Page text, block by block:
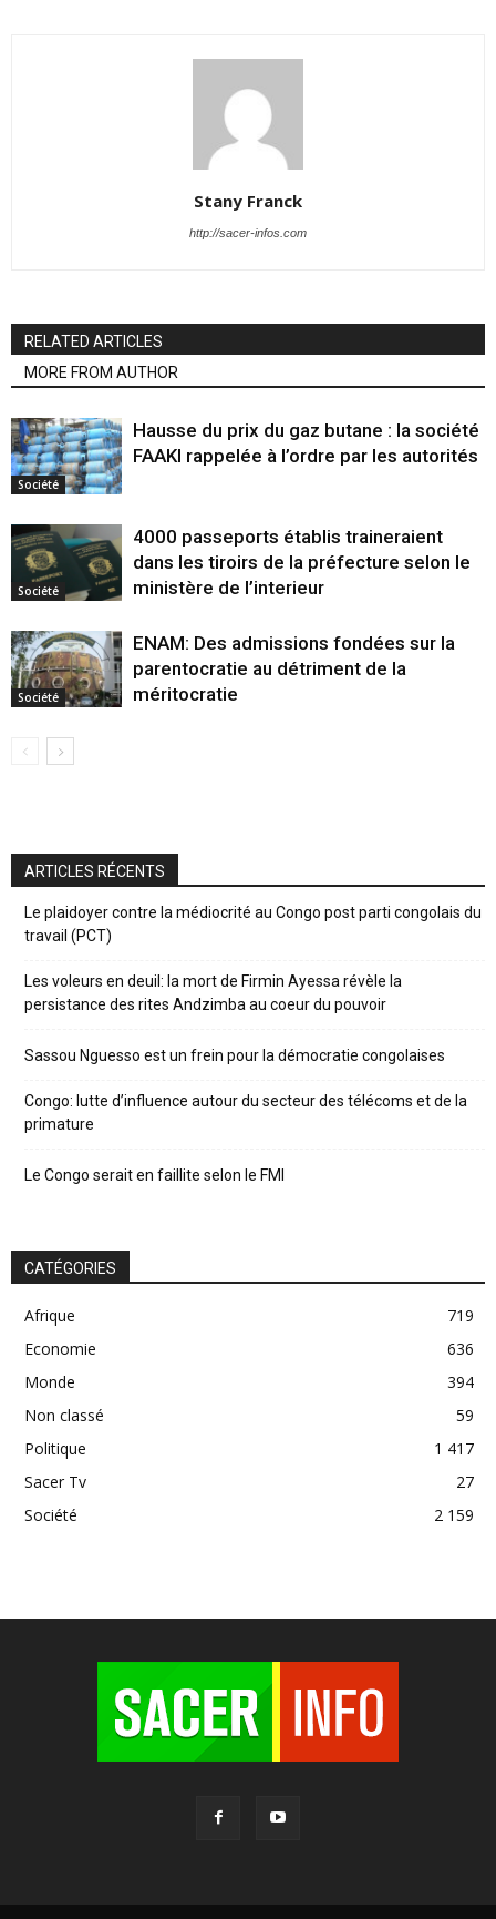
Stany Franck
http://sacer-infos.com
RELATED ARTICLES
MORE FROM AUTHOR
Société
Hausse du prix du gaz butane : la société
FAAKI rappelée à l’ordre par les autorités
Société
4000 passeports établis traineraient
dans les tiroirs de la préfecture selon le
ministère de l’interieur
Société
ENAM: Des admissions fondées sur la
parentocratie au détriment de la
méritocratie
ARTICLES RÉCENTS
Le plaidoyer contre la médiocrité au Congo post parti congolais du
travail (PCT)
Les voleurs en deuil: la mort de Firmin Ayessa révèle la
persistance des rites Andzimba au coeur du pouvoir
Sassou Nguesso est un frein pour la démocratie congolaises
Congo: lutte d’influence autour du secteur des télécoms et de la
primature
Le Congo serait en faillite selon le FMI
CATÉGORIES
Afrique
719
Economie
636
Monde
394
Non classé
59
Politique
1 417
Sacer Tv
27
Société
2 159